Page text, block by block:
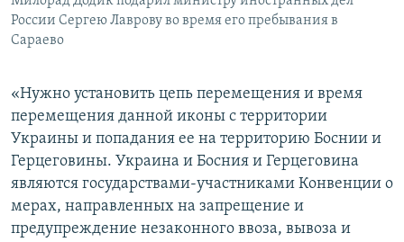
России Сергею Лаврову во время его пребывания в
Сараево
«Нужно установить цепь перемещения и время
перемещения данной иконы с территории
Украины и попадания ее на территорию Боснии и
Герцеговины. Украина и Босния и Герцеговина
являются государствами-участниками Конвенции о
мерах, направленных на запрещение и
предупреждение незаконного ввоза, вывоза и